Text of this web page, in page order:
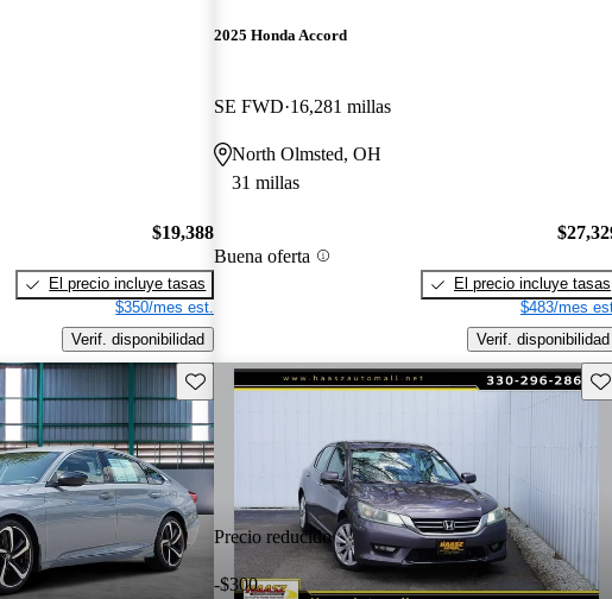
$19,388
El precio incluye tasas
$350/mes est.
Verif. disponibilidad
2025 Honda Accord
SE FWD 16,281 millas
North Olmsted, OH
31 millas
Buena oferta
El precio incluye tasas
$483/mes
Verif. disponibilidad
Guarda este Aviso
Precio reducido
-$300